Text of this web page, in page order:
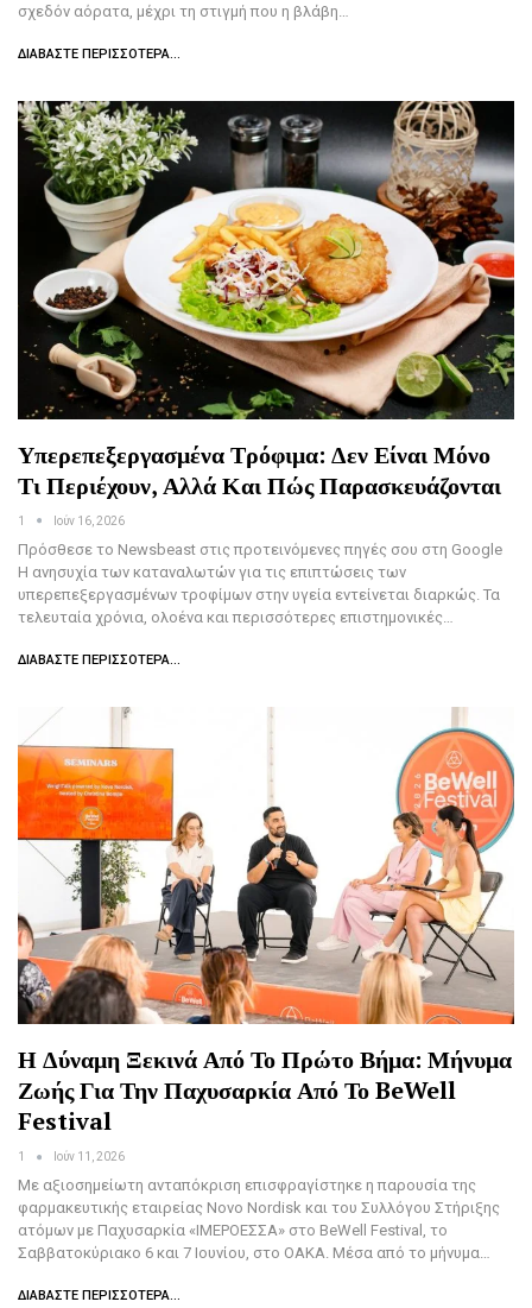
σχεδόν αόρατα, μέχρι τη στιγμή που η βλάβη…
ΔΙΑΒΆΣΤΕ ΠΕΡΙΣΣΌΤΕΡΑ...
Υπερεπεξεργασμένα Τρόφιμα: Δεν Είναι Μόνο
Τι Περιέχουν, Αλλά Και Πώς Παρασκευάζονται
1 Ιούν 16, 2026
Πρόσθεσε το Newsbeast στις προτεινόμενες πηγές σου στη Google
Η ανησυχία των καταναλωτών για τις επιπτώσεις των
υπερεπεξεργασμένων τροφίμων στην υγεία εντείνεται διαρκώς. Τα
τελευταία χρόνια, ολοένα και περισσότερες επιστημονικές…
ΔΙΑΒΆΣΤΕ ΠΕΡΙΣΣΌΤΕΡΑ...
Η Δύναμη Ξεκινά Από Το Πρώτο Βήμα: Μήνυμα
Ζωής Για Την Παχυσαρκία Από Το BeWell
Festival
1 Ιούν 11, 2026
Με αξιοσημείωτη ανταπόκριση επισφραγίστηκε η παρουσία της
φαρμακευτικής εταιρείας Novo Nordisk και του Συλλόγου Στήριξης
ατόμων με Παχυσαρκία «ΙΜΕΡΟΕΣΣΑ» στο BeWell Festival, το
Σαββατοκύριακο 6 και 7 Ιουνίου, στο ΟΑΚΑ. Μέσα από το μήνυμα…
ΔΙΑΒΆΣΤΕ ΠΕΡΙΣΣΌΤΕΡΑ...